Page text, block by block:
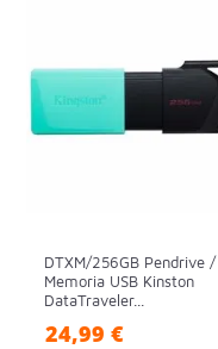
DTXM/256GB Pendrive /
Memoria USB Kinston
DataTraveler...
24,99 €